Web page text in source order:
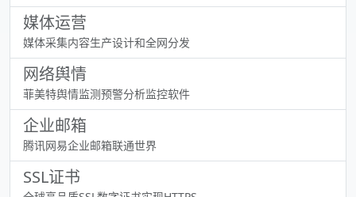
媒体运营
媒体采集内容生产设计和全网分发
网络舆情
菲美特舆情监测预警分析监控软件
企业邮箱
腾讯网易企业邮箱联通世界
SSL证书